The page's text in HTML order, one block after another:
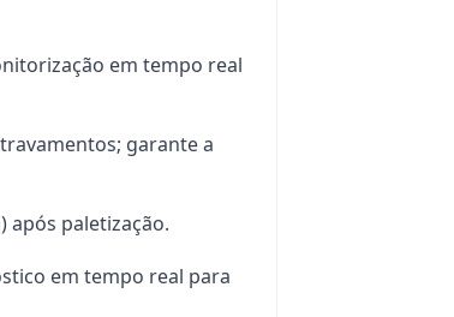
em tempo real
garante a
após paletização.
em tempo real para